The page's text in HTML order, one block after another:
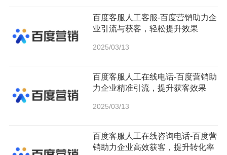
百度客服人工客服-百度营销助力企
业引流与获客，轻松提升效果
2025/03/13
百度客服人工在线电话-百度营销助
力企业精准引流，提升获客效果
2025/03/13
百度客服人工在线咨询电话-百度营
销助力企业高效获客，提升转化率